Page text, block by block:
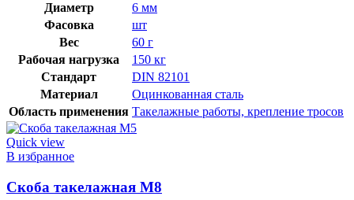
Диаметр
6 мм
Фасовка
шт
Вес
60 г
Рабочая нагрузка
150 кг
Стандарт
DIN 82101
Материал
Оцинкованная сталь
Область применения Такелажные работы, крепление тросов
Quick view
В избранное
Скоба такелажная М8